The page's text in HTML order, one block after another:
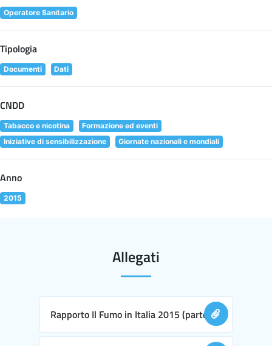
Operatore Sanitario
Tipologia
Documenti Dati
CNDD
Tabacco e nicotina
Formazione ed eventi
Iniziative di sensibilizzazione
Giornate nazionali e mondiali
Anno
2015
Allegati
Rapporto Il Fumo in Italia 2015 (parte I)